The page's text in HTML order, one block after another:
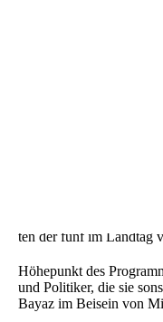
Einbli­cke in die
Baden-Württem­berg in
ten der fünf im Landtag
Höhepunkt des
und Politi­ker, die sie
Bayaz im Beisein von